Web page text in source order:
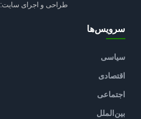
طراحی و اجرای سایت:
سرویس‌ها
سیاسی
اقتصادی
اجتماعی
بین‌الملل